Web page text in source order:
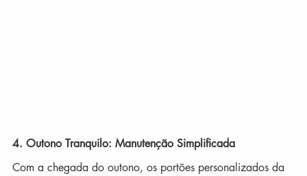
4. Outono Tranquilo: Manutenção Simplificada
Com a chegada do outono, os portões personalizados da